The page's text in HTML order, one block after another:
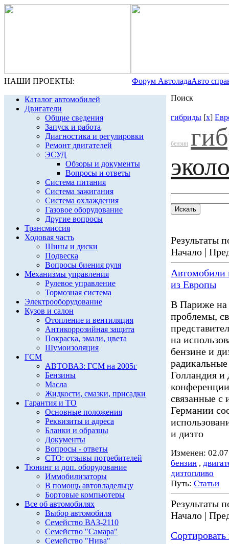
НАШИ ПРОЕКТЫ: Форум АвтоладаАвто
Каталог автомобилей
Двигатели
Общие сведения
Запуск и работа
Диагностика и регулировки
Ремонт двигателей
ЭСУД
Обзоры и документы
Вопросы и ответы
Система питания
Система зажигания
Система охлаждения
Газовое оборудование
Другие вопросы
Трансмиссия
Ходовая часть
Шины и диски
Подвеска
Вопросы биения руля
Механизмы управления
Рулевое управление
Тормозная система
Электрооборудование
Кузов и салон
Отопление и вентиляция
Антикоррозийная защита
Покраска, эмали, цвета
Шумоизоляция
ГСМ
АВТОВАЗ: ГСМ на 2005г
Бензины
Масла
Жидкости, смазки, присадки
Гарантия и ТО
Основные положения
Реквизиты и адреса
Бланки и образцы
Документы
Вопросы - ответы
СТО: отзывы потребителей
Тюнинг и доп. оборудование
Иммобилизаторы
В помощь автовладельцу
Бортовые компьютеры
Все об автомобилях
Выбор автомобиля
Семейство ВАЗ-2110
Семейство "Самара"
Семейство "Нива"
Поиск
гибриды [x]
бензин
Результаты
Начало |
Автомобили
из Европы
В Париже
проблемы,
на
бензине и
Голландия
связанные с
Германии
и дизто
Изменен:
бензин ,
дизтопливо
Путь: Статьи
Результаты
Начало |